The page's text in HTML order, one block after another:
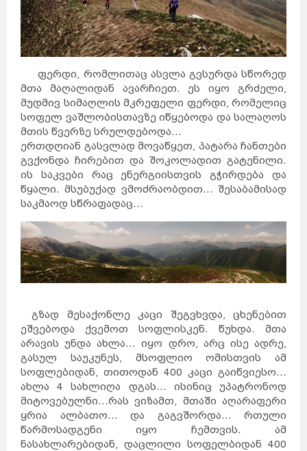
ფერდი, რომლითაც ასვლა გვსურდა სწორედ
მთა მაღალიდან ავარჩიეთ. ეს იყო გრძელი,
მუდმივ სიმაღლის მკრეფელი ფერდი, რომელიც
სოფელ ვაშლობისთავზე იწყებოდა და სალაღოს
მთის წვერზე სრულდებოდა...
ერთდღიან გასვლად მოვაწყეთ, პატარა ჩანთები
გვქონდა ჩირებით და შოკოლადით გატენილი.
ის საკვები რაც ენერგიისთვის გჭირდება და
წყალი. მსუბუქად ვმოძრაობდით... შესაბამისად
საკმაოდ სწრაფადაც...
გზად მესაქონლე კაცი შეგვხვდა, ცხენებით
ეშვებოდა ქვემოთ სოფლისკენ. წუხდა. მთა
არავის უნდა ახლა... იყო დრო, არც ისე ადრე,
გასულ საუკუნეს, მსოფლიო ომისთვის ამ
სოფლებიდან, თითოდან 400 კაცი გაიწვიესო...
ახლა 4 სახლიღა დგას... ისინიც უპატრონოდ
მიტოვებულნი...რას ვიზამთ, მთაში აღარაფერი
ყრია ალბათო... და გაგვშორდა... რთული
წარმოსადგენი იყო ჩემთვის. ამ
ნასახლარებიდან, დაცლილი სოფელბიდან 400